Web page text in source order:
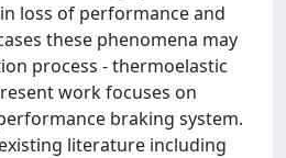
loss of performance and
these phenomena may
process - thermoelastic
work focuses on
braking system.
literature including